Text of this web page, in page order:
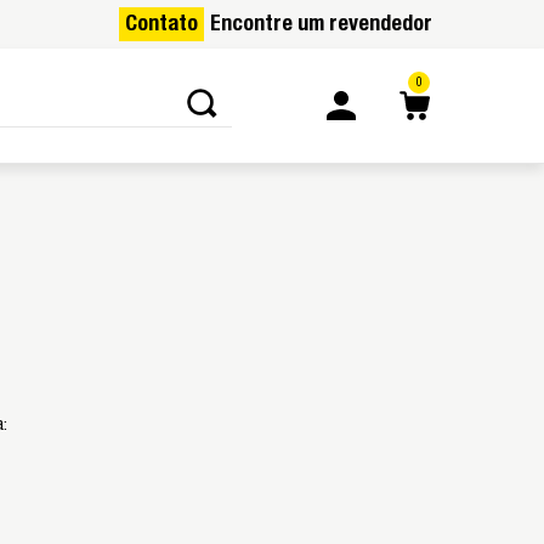
Contato Encontre um revendedor
0